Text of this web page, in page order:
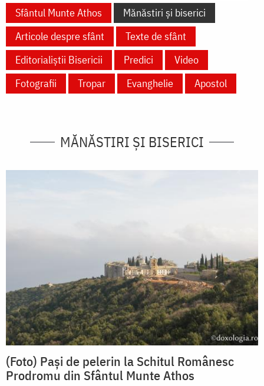
Sfântul Munte Athos
Mănăstiri și biserici
Articole despre sfânt
Texte de sfânt
Editorialiștii Bisericii
Predici
Video
Fotografii
Tropar Evanghelie Apostol
MĂNĂSTIRI ȘI BISERICI
(Foto) Pași de pelerin la Schitul Românesc
Prodromu din Sfântul Munte Athos